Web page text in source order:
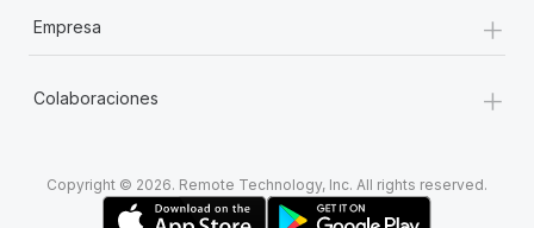
Empresa +
Colaboraciones +
Copyright © 2026. Remote Technology, Inc. All rights reserved.